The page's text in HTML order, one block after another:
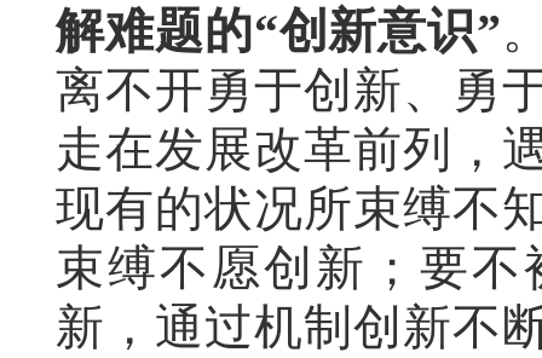
解难题的“创新意识”
离不开勇于创新、勇
走在发展改革前列，
现有的状况所束缚不
束缚不愿创新；要
新，通过机制创新不